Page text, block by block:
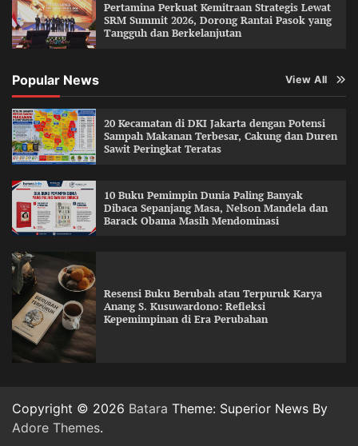
Pertamina Perkuat Kemitraan Strategis Lewat
SRM Summit 2026, Dorong Rantai Pasok yang
Tangguh dan Berkelanjutan
Popular News View All
20 Kecamatan di DKI Jakarta dengan Potensi
Sampah Makanan Terbesar, Cakung dan Duren
Sawit Peringkat Teratas
10 Buku Pemimpin Dunia Paling Banyak
Dibaca Sepanjang Masa, Nelson Mandela dan
Barack Obama Masih Mendominasi
Resensi Buku Berubah atau Terpuruk Karya
Anang S. Kusuwardono: Refleksi
Kepemimpinan di Era Perubahan
Copyright © 2026 Batara Theme: Superior News By
Adore Themes.